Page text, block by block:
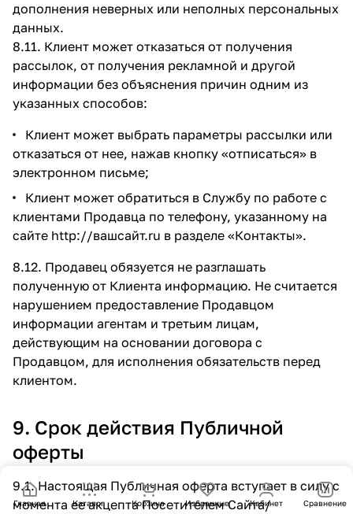
дополнения неверных или неполных персональных
данных.
8.11. Клиент может отказаться от получения
рассылок, от получения рекламной и другой
информации без объяснения причин одним из
указанных способов:
Клиент может выбрать параметры рассылки или
отказаться от нее, нажав кнопку «отписаться» в
электронном письме;
Клиент может обратиться в Службу по работе с
клиентами Продавца по телефону, указанному на
сайте http://вашсайт.ru в разделе «Контакты».
8.12. Продавец обязуется не разглашать
полученную от Клиента информацию. Не считается
нарушением предоставление Продавцом
информации агентам и третьим лицам,
действующим на основании договора с
Продавцом, для исполнения обязательств перед
клиентом.
9. Срок действия Публичной
оферты
9.1. Настоящая Публичная оферта вступает в силу с
момента ее акцепта Посетителем Сайта/
Главная Каталог Корзина Избранные Кабинет Сравнение